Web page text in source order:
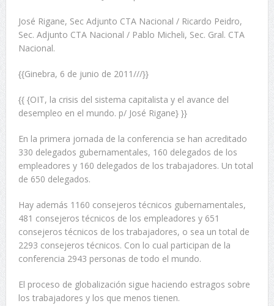
José Rigane, Sec Adjunto CTA Nacional / Ricardo Peidro,
Sec. Adjunto CTA Nacional / Pablo Micheli, Sec. Gral. CTA
Nacional.
{{Ginebra, 6 de junio de 2011///}}
{{ {OIT, la crisis del sistema capitalista y el avance del
desempleo en el mundo. p/ José Rigane} }}
En la primera jornada de la conferencia se han acreditado
330 delegados gubernamentales, 160 delegados de los
empleadores y 160 delegados de los trabajadores. Un total
de 650 delegados.
Hay además 1160 consejeros técnicos gubernamentales,
481 consejeros técnicos de los empleadores y 651
consejeros técnicos de los trabajadores, o sea un total de
2293 consejeros técnicos. Con lo cual participan de la
conferencia 2943 personas de todo el mundo.
El proceso de globalización sigue haciendo estragos sobre
los trabajadores y los que menos tienen.